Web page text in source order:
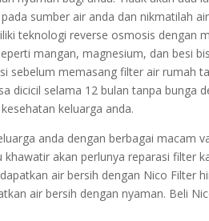
sumber air anda dan nikmatilah
teknologi reverse osmosis dengan
mangan, magnesium, dan besi
sebelum memasang filter air rumah
dicicil selama 12 bulan tanpa bunga
keluarga anda.
anda dengan berbagai macam
akan perlunya reparasi filter
air bersih dengan Nico Filter
air bersih dengan nyaman. Beli